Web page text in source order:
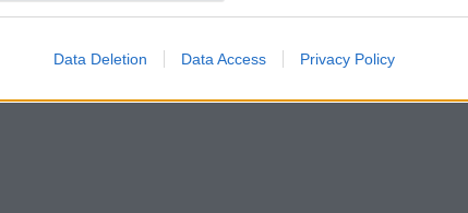
Data Deletion Data Access Privacy Policy